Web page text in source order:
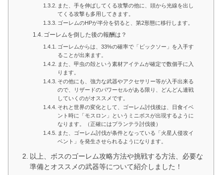
また、手を伸ばしてくる攻撃の他に、頭から光線を出し
てくる攻撃も多用してきます。
ゴーレムのHPが半分を切ると、第2形態に移行します。
ゴーレムを倒した後の報酬は？
ゴーレムからは、33%の確率で「ピックソー」を入手す
ることが出来ます。
また、甲虫の殻という素材アイテムが確定で数個手に入
ります。
その他にも、強力な武器やアクセサリー等が入手出来る
ので、リザードのパワーセルがある限り、どんどん連戦
していくのがオススメです。
それと世界の変化として、ゴーレム討伐後は、日食イベ
ント時に「モスロン」というミニボスが出現するように
なります。（正確にはプランテラ討伐後）
また、ゴーレム討伐が条件となっている「火星人侵攻イ
ベント」を発生させられるようになります。
以上、ボスのゴーレム攻略方法や挑戦する方法、必要な
準備とオススメの武器等について紹介しました！